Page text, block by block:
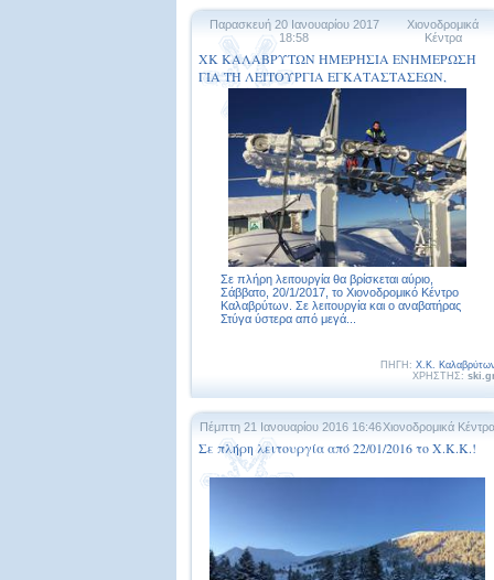
Παρασκευή 20 Ιανουαρίου 2017
18:58
Χιονοδρομικά
Κέντρα
ΧΚ ΚΑΛΑΒΡΥΤΩΝ ΗΜΕΡΗΣΙΑ ΕΝΗΜΕΡΩΣΗ
ΓΙΑ ΤΗ ΛΕΙΤΟΥΡΓΙΑ ΕΓΚΑΤΑΣΤΑΣΕΩΝ,
ΠΙΣΤΩΝ ΚΑΙ ΑΝΑΒΑΤΗΡΩΝ, ΤΟ ΣΑΒΒΑΤΟ,
21/1/2017
Σε πλήρη λειτουργία θα βρίσκεται αύριο,
Σάββατο, 20/1/2017, το Χιονοδρομικό Κέντρο
Καλαβρύτων. Σε λειτουργία και ο αναβατήρας
Στύγα ύστερα από μεγά...
ΠΗΓΗ: Χ.Κ.
ΧΡΗΣΤΗΣ:
Πέμπτη 21 Ιανουαρίου 2016 16:46Χιονοδρομικά Κέντρα
Σε πλήρη λειτουργία από 22/01/2016 το Χ.Κ.Κ.!